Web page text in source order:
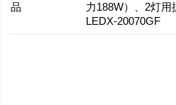
品
力188W）、2灯用
LEDX-20070GF